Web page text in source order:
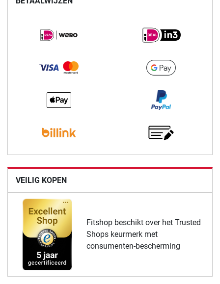
VEILIG KOPEN
Fitshop beschikt over het Trusted
Shops keurmerk met
consumenten-bescherming